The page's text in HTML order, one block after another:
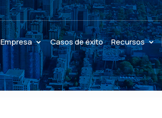
Empresa Casos de éxito Recursos